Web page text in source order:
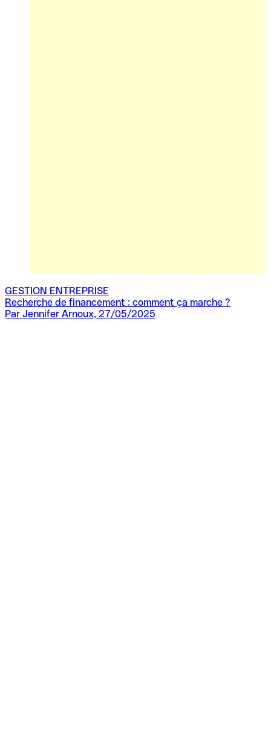
GESTION ENTREPRISE
Recherche de financement : comment ça marche ?
Par Jennifer Arnoux, 27/05/2025